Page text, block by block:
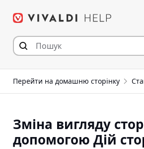
Перейти на домашню сторінку
Зміна вигляду
допомогою Дій